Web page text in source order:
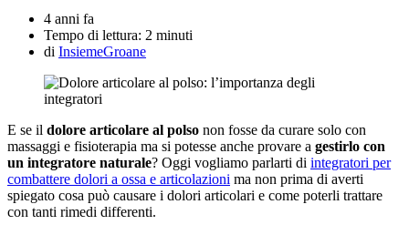
4 anni fa
Tempo di lettura: 2 minuti
di InsiemeGroane
E se il dolore articolare al polso non fosse da curare solo con
massaggi e fisioterapia ma si potesse anche provare a gestirlo con
un integratore naturale? Oggi vogliamo parlarti di integratori per
combattere dolori a ossa e articolazioni ma non prima di averti
spiegato cosa può causare i dolori articolari e come poterli trattare
con tanti rimedi differenti.